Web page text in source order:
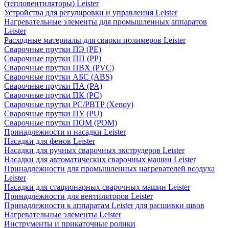
(тепловентиляторы) Leister
Устройства для регулировки и управления Leister
Нагревательные элементы для промышленных аппаратов
Leister
Расходные материалы для сварки полимеров Leister
Сварочные прутки ПЭ (PE)
Сварочные прутки ПП (PP)
Сварочные прутки ПВХ (PVC)
Сварочные прутки АБС (ABS)
Сварочные прутки ПА (PA)
Сварочные прутки ПК (PC)
Сварочные прутки PC/PBTP (Xenoy)
Сварочные прутки ПУ (PU)
Сварочные прутки ПОМ (POM)
Принадлежности и насадки Leister
Насадки для фенов Leister
Насадки для ручных сварочных экструдеров Leister
Насадки для автоматических сварочных машин Leister
Принадлежности для промышленных нагревателей воздуха
Leister
Насадки для стационарных сварочных машин Leister
Принадлежности для вентиляторов Leister
Принадлежности к аппаратам Leister для расшивки швов
Нагревательные элементы Leister
Инструменты и прикаточные ролики